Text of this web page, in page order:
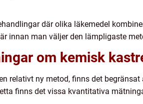
där olika läkemedel
innan man väljer den lämpligaste
om kemisk
relativt ny metod, finns det
finns det vissa kvantitativa